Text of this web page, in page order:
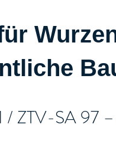
ZTV-SA 97